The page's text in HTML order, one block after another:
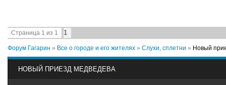
Страница 1 из 1 1
Форум Гагарин » Все о городе и его жителях » Слухи, сплетни » Новый
НОВЫЙ ПРИЕЗД МЕДВЕДЕВА